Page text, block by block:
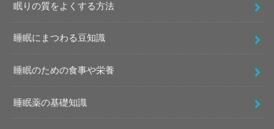
眠りの質をよくする方法
睡眠にまつわる豆知識
睡眠のための食事や栄養
睡眠薬の基礎知識